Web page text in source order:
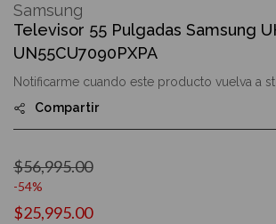
the
beginning
of
the
images
Televisor 55 Pulgadas Samsung
UN55CU7090PXPA
Compartir
$25,995.00
$56,995.00
-54%
Notificarme cuando este producto vuelva a
Samsung